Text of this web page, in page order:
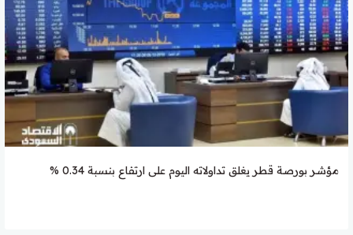
مؤشر بورصة قطر يغلق تداولاته اليوم على ارتفاع بنسبة 0.34 %